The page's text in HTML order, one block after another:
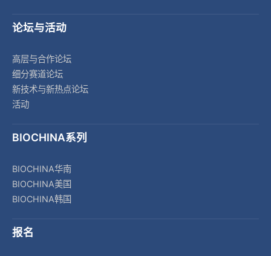
论坛与活动
高层与合作论坛
细分赛道论坛
新技术与新热点论坛
活动
BIOCHINA系列
BIOCHINA华南
BIOCHINA美国
BIOCHINA韩国
报名